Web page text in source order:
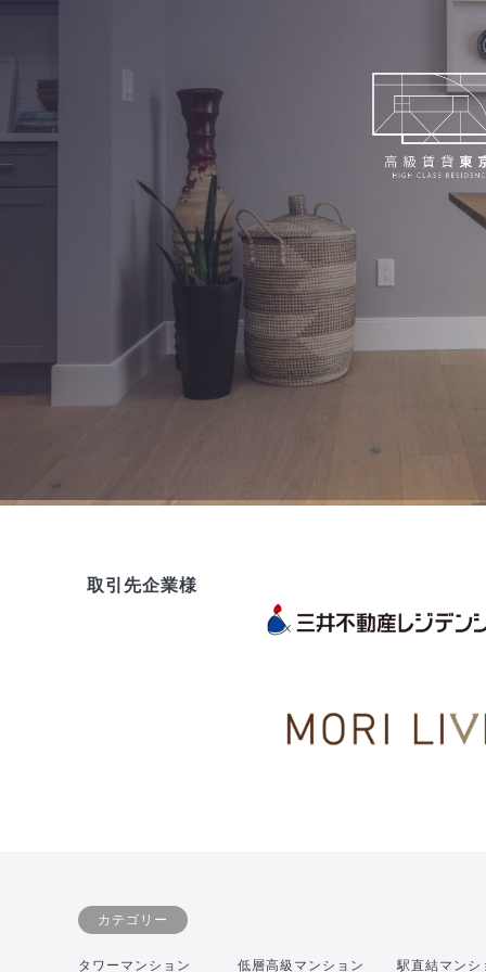
取引先企業様
カテゴリー
タワーマンション 低層高級マンション 駅直結マンシ